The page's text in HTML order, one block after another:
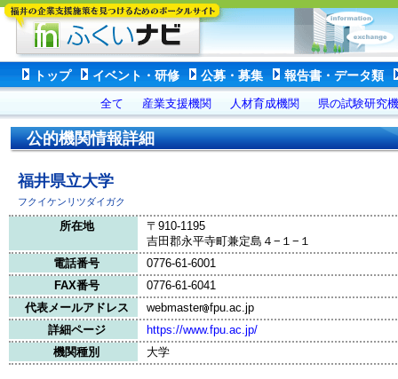
トップ イベント・研修 公募・募集 報告書・データ類
全て 産業支援機関 人材育成機関 県の試験研究
公的機関情報詳細
福井県立大学
フクイケンリツダイガク
所在地
〒910-1195
吉田郡永平寺町兼定島４−１−１
電話番号
0776-61-6001
FAX番号
0776-61-6041
代表メールアドレス
webmaster fpu.ac.jp
詳細ページ
https://www.fpu.ac.jp/
機関種別
大学